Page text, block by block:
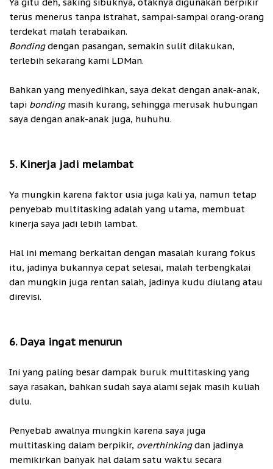
terus menerus tanpa istrahat, sampai-sampai orang-orang
terdekat malah terabaikan.
Bondingdengan pasangan, semakin sulit dilakukan,
terlebih sekarang kami LDMan.
Bahkan yang menyedihkan, saya dekat dengan anak-anak,
tapi bonding masih kurang, sehingga merusak hubungan
saya dengan anak-anak juga, huhuhu.
5. Kinerja jadi melambat
Ya mungkin karena faktor usia juga kali ya, namun tetap
penyebab multitasking adalah yang utama, membuat
kinerja saya jadi lebih lambat.
Hal ini memang berkaitan dengan masalah kurang fokus
itu, jadinya bukannya cepat selesai, malah terbengkalai
dan mungkin juga rentan salah, jadinya kudu diulang atau
direvisi.
6. Daya ingat menurun
Ini yang paling besar dampak buruk multitasking yang
saya rasakan, bahkan sudah saya alami sejak masih kuliah
dulu.
Penyebab awalnya mungkin karena saya juga
multitasking dalam berpikir, overthinkingdan jadinya
memikirkan banyak hal dalam satu waktu secara